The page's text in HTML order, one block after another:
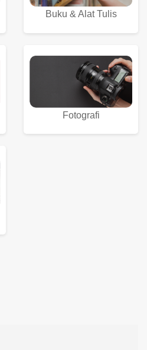
Buku & Alat Tulis
Fotografi